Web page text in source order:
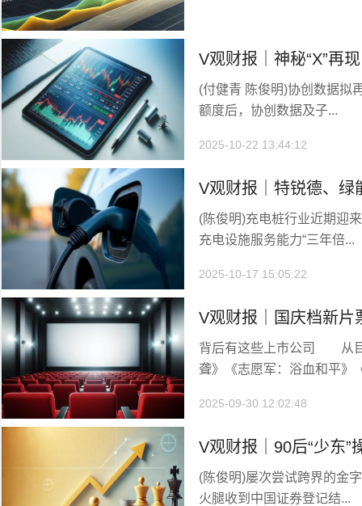
V观财报｜神秘“X”再
元服务器
(付健青 陈俊明)协创数据拟
额度后，协创数据及子...
2025-10-22 13:44:12
V观财报｜特锐德、绿
增”方案，机构：或将
(陈俊明)充电桩行业近期迎
充电设施服务能力“三年倍...
2025-10-17 15:05:22
V观财报｜国庆档新片
将受益？
背后有这些上市公司 从目
聋》《志愿军：浴血和平》
2025-09-30 12:02:48
V观财报｜90后“少东
拟3亿元高溢价跨界半
(陈俊明)屡次尝试跨界的金
火腿收到中国证券登记结...